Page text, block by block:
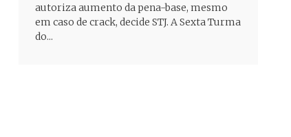
autoriza aumento da pena-base, mesmo
em caso de crack, decide STJ. A Sexta Turma
do...